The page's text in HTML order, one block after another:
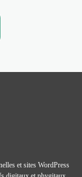
et sites WordPress